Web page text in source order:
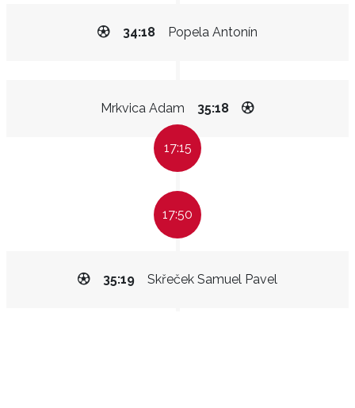
Popela Antonín
34:18
Mrkvica Adam 35:18
17:15
17:50
Skřeček Samuel Pavel
35:19